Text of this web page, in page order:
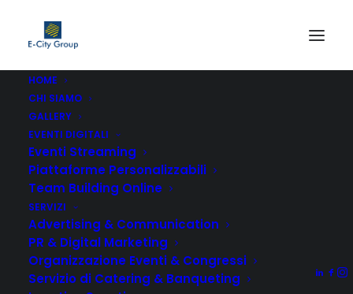
HOME
CHI SIAMO
GALLERY
EVENTI DIGITALI
Eventi Streaming
Piattaforme Personalizzabili
Team Building Online
SERVIZI
Advertising & Communication
PR & Digital Marketing
Organizzazione Eventi & Congressi
Servizio di Catering & Banqueting
Men's Highlights
Non è stato trovato nulla.